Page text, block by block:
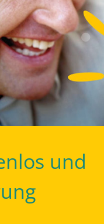
und